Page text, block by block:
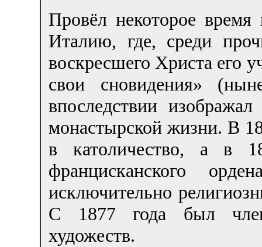
Провёл некоторое
Италию, где, среди
воскресшего Христа его
свои сновидения»
впоследствии
монастырской жизни. В
в католичество, а в
францисканского
исключительно
С 1877 года был
художеств.